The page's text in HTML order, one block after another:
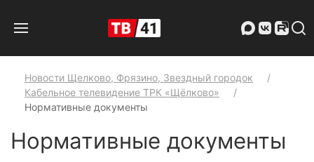
Новости Щелково, Фрязино, Звездный городок
Кабельное телевидение ТРК «Щёлково»
Нормативные документы
Нормативные документы